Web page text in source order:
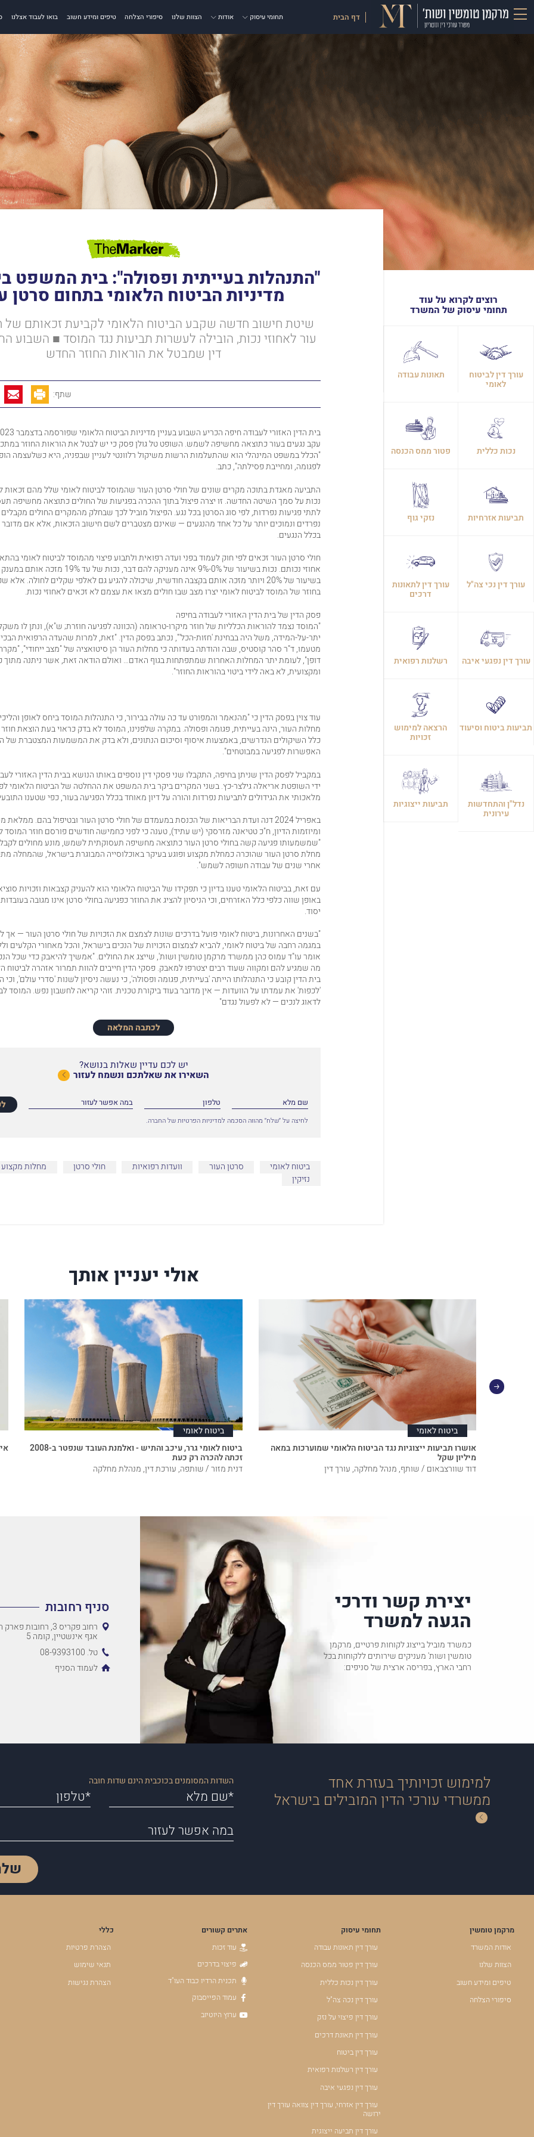
דף הבית תחומי עיסוק אודות הצוות שלנו סיפורי הצלחה טיפים ומידע חשוב בואו לעבוד אצלנו
רוצים לקרוא על עוד
תחומי עיסוק של המשרד
עורך דין לביטוח
לאומי
תאונות עבודה
נכות כללית פטור ממס הכנסה
תביעות אזרחיות נזקי גוף
עורך דין נכי צה"ל עורך דין לתאונות
דרכים
עורך דין נפגעי איבה רשלנות רפואית
תביעות ביטוח וסיעוד הרצאה למימוש
זכויות
נדל"ן והתחדשות
עירונית
תביעות ייצוגיות
"התנהלות בעייתית ופסולה": בית המשפט
מדיניות הביטוח הלאומי בתחום סרטן
שיטת חישוב חדשה שקבע הביטוח הלאומי לקביעת זכאותם של
עור לאחוזי נכות, הובילה לעשרות תביעות נגד המוסד ■ השבוע
דין שמבטל את הוראות החוזר החדש
שתף:
בית הדין האזורי לעבודה
עקב נגעים בעור כתוצאה מחשיפה לשמש. השופט טל גולן פסק כי יש לבטל את הוראות החוזר
"הכלל במשפט המינהלי הוא שהתעלמות הרשות משיקול רלוונטי לעניין שבפניה, היא כשלעצמה
לפגומה, ומחייבת פסילתה", כתב.
התביעה מאגדת בתוכה מקרים שונים של חולי סרטן העור שהמוסד לביטוח לאומישלל מהם זכאות
נכות על סמך השיטה החדשה. זו יצרה פיצול בתוך ההכרה בפגיעות של החולים כתוצאה מחשיפה
לתתי פגיעות נפרדות, לפי סוג הסרטן בכל נגע. הפיצול מוביל לכך שבחלק מהמקרים החולים מקבלים
נפרדים ונמוכים יותר על כל אחד מהנגעים — שאינם מצטברים לשם חישוב הזכאות, אלא אם מדובר
בכלל הנגעים.
חולי סרטן העור זכאים לפי חוק לעמוד בפני ועדה רפואית ולתבוע פיצוי מהמוסד לביטוח לאומי
אחוזי נכותם. נכות בשיעור של 0%-9% אינה מעניקה להם
בשיעור של 20% ויותר מזכה אותם בקצבה חודשית, שיכולה להגיע גם לאלפי שקלים לחולה.
בחוזר של המוסד לביטוח לאומי יצרו מצב שבו חולים מצאו את עצמם לא זכאים לאחוזי נכות.
פסק הדין של בית הדין האזורי לעבודה בחיפה
"המוסד נצמד להוראות הכלליות של חוזרמיקרו-טראומה (הכוונה לפגיעה חוזרת; ש"א), ונתן לו
יתר-על-המידה, משל היה בבחינת 'חזות-הכל'", נכתב בפסק הדין. "זאת, למרות שהעדה הרפואית
מטעמו, ד"ר סהר קוסטיס, שבה והודתה בעדותה כי מחלות העור הן סיטואציה של "מצב ייחודי", "מקרה
דופן", לעומת יתר המחלות האחרות שמתפתחות בגוף האדם… ואולם הודאה זאת, אשר ניתנה מתוך
ומקצועית, לא באה לידי ביטוי בהוראות החוזר".
עוד צוין בפסק הדין כי "מהנאמר והמפורט עד כה עולה בבירור, כי התנהלות המוסד ביחס לאופן
מחלות העור, הינה בעייתית, פגומה ופסולה. במקרה שלפנינו, המוסד לא בדק כראוי בעת הוצאת
כלל השיקולים הנדרשים, באמצעות איסוף וסיכום הנתונים, ולא בדק את המשמעות המצטברת של
האפשרות לפגיעה במבוטחים".
במקביל לפסק הדין שניתן בחיפה, התקבלו שני פסקי דין נוספים באותו הנושא בבית הדין האזורי
ידי השופטת אריאלה גילצר-כץ. בשני המקרים ביקר בית המשפט את ההחלטה של הביטוח הלאומי
מלאכותי את הגידולים לתביעות נפרדות והורה על דיון מאוחד בכלל הפגיעה בעור, כפי שטענו
באפריל 2024 דנה ועדת הבריאות של הכנסת במעמדם של חולי סרטן העור ובטיפול בהם. ממלאת
ומיוזמות הדיון, ח"כ טטיאנה מזרסקי (יש עתיד), טענה כי לפני כחמישה חודשים פורסם חוזר המוסד
"שמשמעותו פגיעה קשה בחולי סרטן העור כתוצאה מחשיפה תעסוקתית לשמש, מונע מחולים לקבל
מחלת סרטן העור שהוכרה כמחלת מקצועופוגע בעיקר באוכלוסייה המבוגרת בישראל, שהמחלה
אחרי שנים של עבודה חשופה לשמש".
עם זאת, בביטוח הלאומי טענו בדיון כי תפקידו של הביטוח הלאומי הוא להעניק קצבאות וזכויות
באופן שווה כלפי כלל האזרחים, וכי הניסיון להציג את החוזר כפגיעה בחולי סרטן אינו מגובה
יסוד.
"בשנים האחרונות, ביטוח לאומי פועל בדרכים שונות לצמצם את הזכויות של חולי סרטן העור —
במגמה רחבה של ביטוח לאומי, להביא לצמצום הזכויות של הנכים בישראל, והכל מאחורי הקלעים
אומר עו"ד עמוס כהן ממשרד מרקמן טומשין ושות', שייצג את החולים. "אמשיך להיאבק כדי שכל
מה שמגיע להם ומקווה שעוד רבים יצטרפו למאבק. פסקי הדין חייבים להוות תמרור אזהרה לביטוח
בית הדין קובע כי התנהלותו הייתה 'בעייתית, פגומה ופסולה', כי נעשה ניסיון לשנות 'סדרי עולם',
'לכפות' את עמדתו על הוועדות — אין מדובר בעוד ביקורת טכנית. זוהי קריאה לחשבון נפש. המוסד
לדאוג לנכים — לא לפעול נגדם"
לכתבה המלאה
יש לכם עדיין שאלות בנושא?
השאירו את שאלתכם ונשמח לעזור
לחיצה על ״שלח״ מהווה הסכמה למדיניות הפרטיות של החברה.
ביטוח לאומי סרטן העור וועדות רפואיות חולי סרטן
מחלות מקצוע
נזיקין
אולי יעניין אותך
ביטוח לאומי
אושרו תביעות ייצוגיות נגד הביטוח הלאומי שמוערכות במאה
מיליון שקל
דוד שוורצבאום / שותף, מנהל מחלקה, עורך דין
ביטוח לאומי
ביטוח לאומי גרר, עיכב והתיש - ואלמנת העובד שנפטר ב-2008
זכתה להכרה רק כעת
דנית מזור / שותפה, עורכת דין, מנהלת מחלקה
יצירת קשר ודרכי
הגעה למשרד
כמשרד מוביל בייצוג לקוחות פרטיים, מרקמן
טומשין ושות' מעניקים שירותים ללקוחות בכל
רחבי הארץ, בפריסה ארצית של סניפים:
סניף רחובות
רחוב פקריס 3,
אגף אינשטיין, קומה 5
טל. 08-9393100
לעמוד הסניף
למימוש זכויותיך בעזרת אחד
ממשרדי עורכי הדין המובילים בישראל
השדות המסומנים בכוכבית הינם שדות חובה
מרקמן טומשין
אודות המשרד
הצוות שלנו
טיפים ומידע חשוב
סיפורי הצלחה
תחומי עיסוק
עורך דין תאונות עבודה
עורך דין פטור ממס הכנסה
עורך דין נכות כללית
עורך דין נכה צה"ל
עורך דין פיצוי על נזק
עורך דין תאונת דרכים
עורך דין ביטוח
עורך דין רשלנות רפואית
עורך דין נפגעי איבה
עורך דין אזרחי, עורך דין צוואה עורך דין
ירושה
עורך דין תביעה ייצוגית
אתרים קשורים
עוד זכות
פיצוי בדרכים
תכנית הרדיו כבוד העו"ד
עמוד הפייסבוק
ערוץ היוטיוב
כללי
הצהרת פרטיות
תנאי שימוש
הצהרת נגישות